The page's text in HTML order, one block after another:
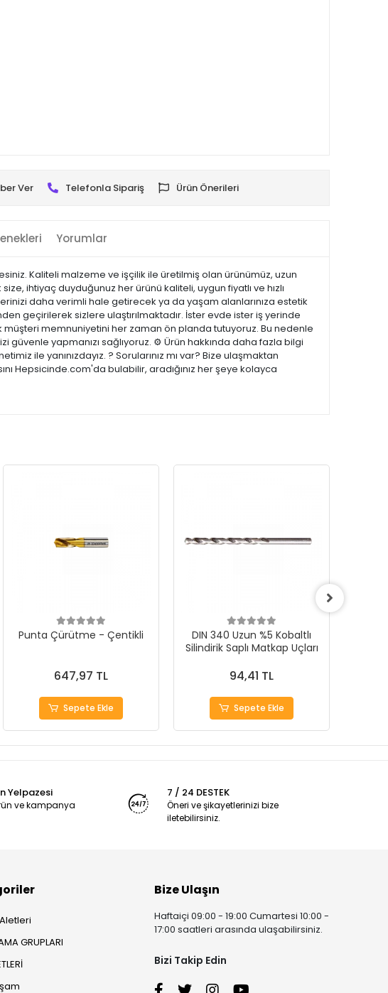
Ver Telefonla Sipariş Ürün Önerileri
Yorumlar
Kaliteli malzeme ve işçilik ile üretilmiş olan ürünümüz, uzun
ihtiyaç duyduğunuz her ürünü kaliteli, uygun fiyatlı ve hızlı
daha verimli hale getirecek ya da yaşam alanlarınıza estetik
geçirilerek sizlere ulaştırılmaktadır. İster evde ister iş yerinde
müşteri memnuniyetini her zaman ön planda tutuyoruz. Bu nedenle
yapmanızı sağlıyoruz. ⚙️ Ürün hakkında daha fazla bilgi
ile yanınızdayız. ? Sorularınız mı var? Bize ulaşmaktan
Hepsicinde.com'da bulabilir, aradığınız her şeye kolayca
Punta Çürütme - Çentikli
647,97 TL
Sepete Ekle
DIN 340 Uzun %5 Kobaltlı
Silindirik Saplı Matkap Uçları
94,41 TL
Sepete Ekle
Yelpazesi
ve kampanya
7 / 24 DESTEK
Öneri ve şikayetlerinizi bize
iletebilirsiniz.
GRUPLARI
Bize Ulaşın
Haftaiçi 09:00 - 19:00 Cumartesi 10:00 -
17:00 saatleri arasında ulaşabilirsiniz.
Bizi Takip Edin